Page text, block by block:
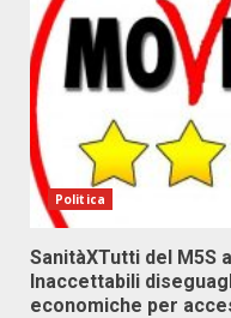
Politica
SanitàXTutti del M5S
Inaccettabili
economiche per